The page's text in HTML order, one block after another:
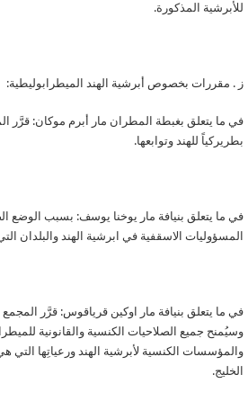
للأبرشية المذكورة.
ز . مقررات بخصوص أبرشية الهند الميطرابوليطية:
في ما يتعلق بغبطة المطران مار أبرم موكان: قرَّر
بطريركياً للهند وتوابعها.
في ما يتعلق بنيافة مار يوخنا يوسف: بسبب الوضع
المسؤوليات الاسقفية في ابرشية الهند والبلدان
في ما يتعلق بنيافة مار اوكين قرياقوس: قرَّر
وسيُمنح جميع الصلاحيات الكنسية والقانونية
والمؤسسات الكنسية لأبرشية الهند ورعياتِها التي
الخليج.